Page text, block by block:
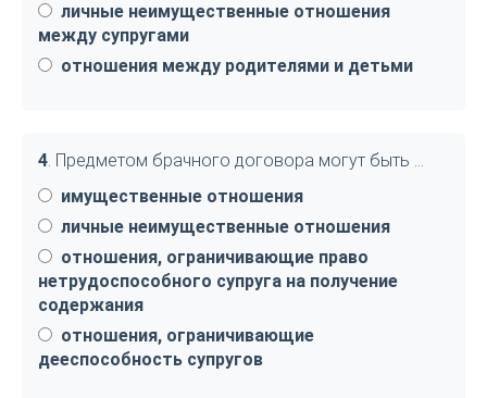
личные неимущественные отношения
между супругами
отношения между родителями и детьми
4. Предметом брачного договора могут быть …
имущественные отношения
личные неимущественные отношения
отношения, ограничивающие право
нетрудоспособного супруга на получение
содержания
отношения, ограничивающие
дееспособность супругов